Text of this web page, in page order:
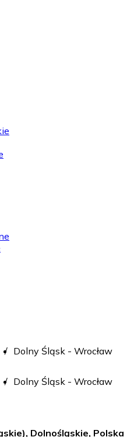
Dolny Śląsk - Wrocław
Dolny Śląsk - Wrocław
Dolnośląskie, Polska